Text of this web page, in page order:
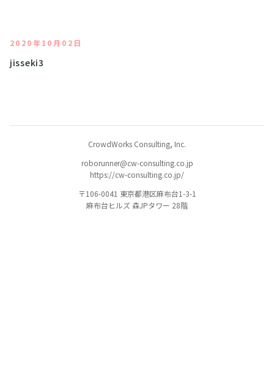
運営会社
2020年10月02日
jisseki3
CrowdWorks Consulting, Inc.
roborunner@cw-consulting.co.jp
https://cw-consulting.co.jp/
〒106-0041 東京都港区麻布台1-3-1
麻布台ヒルズ 森JPタワー 28階